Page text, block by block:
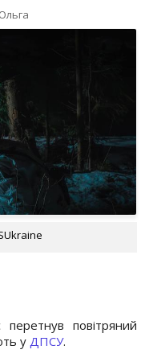
повітряний
у ДПСУ.